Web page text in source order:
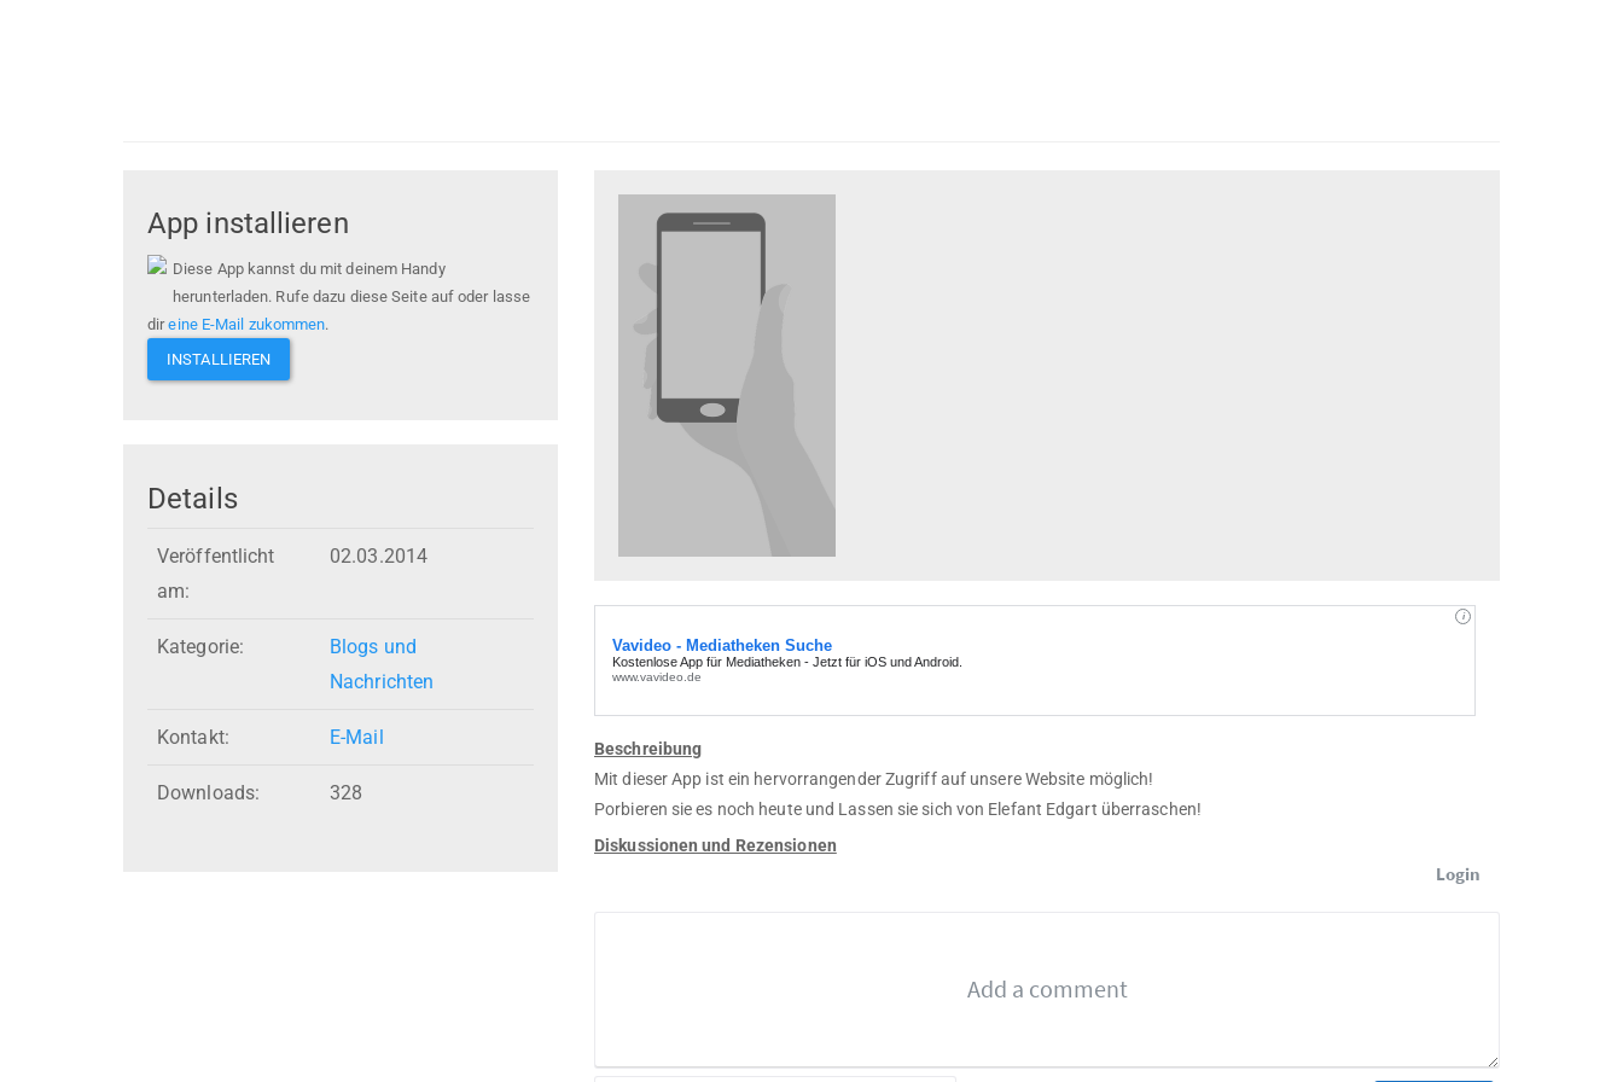
App installieren
Diese App kannst du mit deinem Handy
herunterladen. Rufe dazu diese Seite auf oder lasse
direine E-Mail zukommen.
INSTALLIEREN
Details
Veröffentlicht
am:
02.03.2014
Kategorie:
Blogs und
Nachrichten
Kontakt: E-Mail
Downloads: 328
Beschreibung
Mit dieser App ist ein hervorrangender Zugriff auf unsere Website möglich!
Porbieren sie es noch heute und Lassen sie sich von Elefant Edgart überraschen!
Diskussionen und Rezensionen
Login